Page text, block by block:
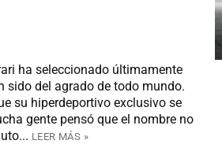
ha seleccionado últimamente
sido del agrado de todo mundo.
su hiperdeportivo exclusivo se
gente pensó que el nombre no
LEER MÁS »